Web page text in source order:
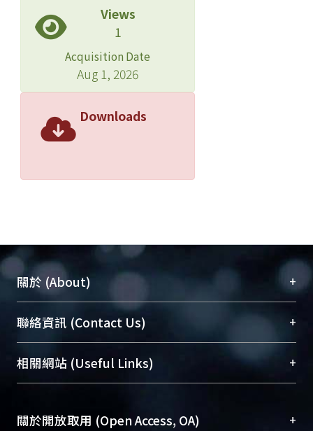
Views
1
Acquisition Date
Aug 1, 2026
Downloads
關於 (About) +
臺大位居世界頂尖大學之列，為永久珍藏及向國際
展現本校豐碩的研究成果及學術能量，圖書館整合
機構典藏（NTUR）與學術庫（AH）不同功能平
台，成為臺大學術典藏NTU scholars。期能整合研
成果。
聯絡資訊 (Contact Us) +
總館學科館員(Main Library)
醫學圖書館學科館員(Medical Library)
Sciences Library)
相關網站 (Useful Links) +
關於開放取用 (Open Access, OA) +